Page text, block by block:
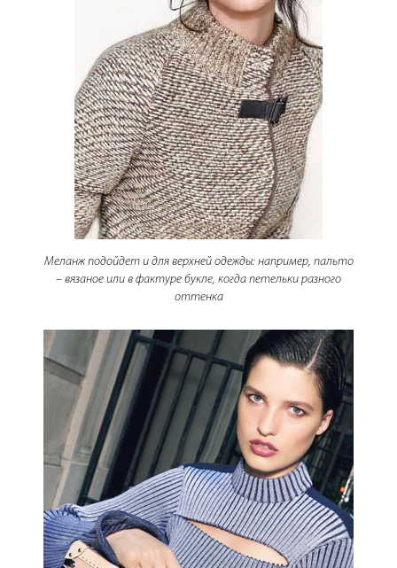
Меланж подойдет и для верхней одежды: например, пальто
– вязаное или в фактуре букле, когда петельки разного
оттенка